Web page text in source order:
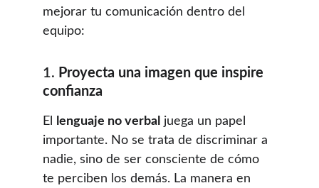
mejorar tu comunicación dentro del
equipo:
1. Proyecta una imagen que inspire
confianza
El lenguaje no verbal juega un papel
importante. No se trata de discriminar a
nadie, sino de ser consciente de cómo
te perciben los demás. La manera en